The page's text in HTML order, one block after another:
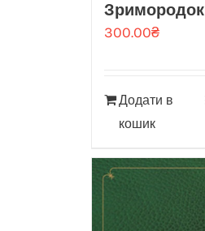
Зримородок
300.00₴
Додати в
кошик